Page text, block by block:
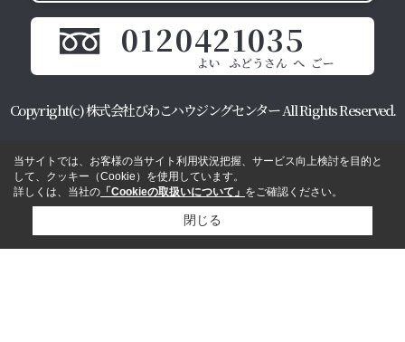
0120421035
Copyright(c) 株式会社びわこハウジングセンター All Rights Reserved.
当サイトでは、お客様の当サイト利用状況把握、サービス向上検討を目的と
して、クッキー（Cookie）を使用しています。
詳しくは、当社の 「Cookieの取扱いについて」 をご確認ください。
閉じる